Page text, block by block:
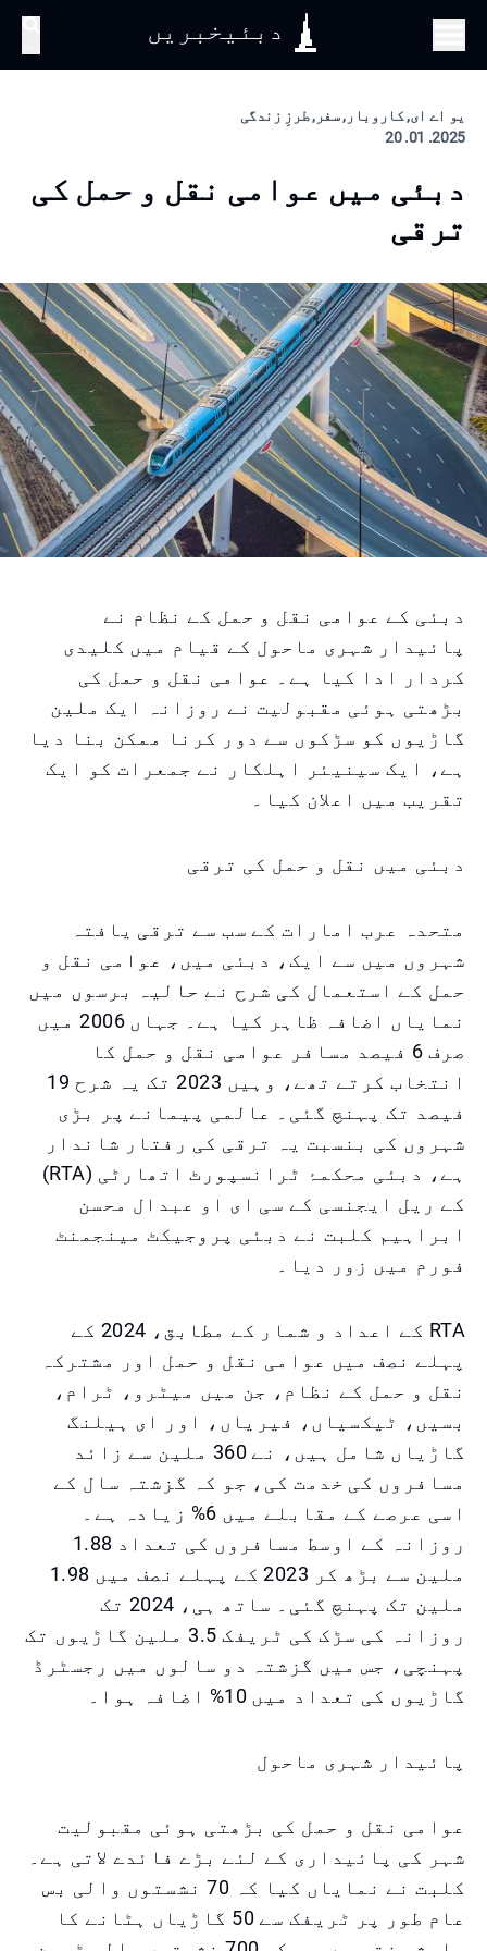
دبئیخبریں
یو اے ای, کاروبار, سفر, طرزِ زندگی
2025. 01. 20
دبئی میں عوامی نقل و حمل کی
ترقی
دبئی کے عوامی نقل و حمل کے نظام نے
پائیدار شہری ماحول کے قیام میں کلیدی
کردار ادا کیا ہے۔ عوامی نقل و حمل کی
بڑھتی ہوئی مقبولیت نے روزانہ ایک ملین
گاڑیوں کو سڑکوں سے دور کرنا ممکن بنا دیا
ہے، ایک سینیئر اہلکار نے جمعرات کو ایک
تقریب میں اعلان کیا۔
دبئی میں نقل و حمل کی ترقی
متحدہ عرب امارات کے سب سے ترقی یافتہ
شہروں میں سے ایک، دبئی میں، عوامی نقل و
حمل کے استعمال کی شرح نے حالیہ برسوں میں
نمایاں اضافہ ظاہر کیا ہے۔ جہاں 2006 میں
صرف 6 فیصد مسافر عوامی نقل و حمل کا
انتخاب کرتے تھے، وہیں 2023 تک یہ شرح 19
فیصد تک پہنچ گئی۔ عالمی پیمانے پر بڑی
شہروں کی بنسبت یہ ترقی کی رفتار شاندار
ہے، دبئی محکمۂ ٹرانسپورٹ اتھارٹی (RTA)
کے ریل ایجنسی کے سی ای او عبدال محسن
ابراہیم کلبت نے دبئی پروجیکٹ مینجمنٹ
فورم میں زور دیا۔
RTA کے اعداد و شمار کے مطابق، 2024 کے
پہلے نصف میں عوامی نقل و حمل اور مشترکہ
نقل و حمل کے نظام، جن میں میٹرو، ٹرام،
بسیں، ٹیکسیاں، فیریاں، اور ای ہیلنگ
گاڑیاں شامل ہیں، نے 360 ملین سے زائد
مسافروں کی خدمت کی، جو کہ گزشتہ سال کے
اسی عرصے کے مقابلے میں 6% زیادہ ہے۔
روزانہ کے اوسط مسافروں کی تعداد 1.88
ملین سے بڑھ کر 2023 کے پہلے نصف میں 1.98
ملین تک پہنچ گئی۔ ساتھ ہی، 2024 تک
روزانہ کی سڑک کی ٹریفک 3.5 ملین گاڑیوں تک
پہنچی، جس میں گزشتہ دو سالوں میں رجسٹرڈ
گاڑیوں کی تعداد میں 10% اضافہ ہوا۔
پائیدار شہری ماحول
عوامی نقل و حمل کی بڑھتی ہوئی مقبولیت
شہر کی پائیداری کے لئے بڑے فائدے لاتی ہے۔
کلبت نے نمایاں کیا کہ 70 نشستوں والی بس
عام طور پر ٹریفک سے 50 گاڑیاں ہٹانے کا